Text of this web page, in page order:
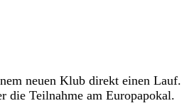
neuen Klub direkt einen Lauf.
die Teilnahme am Europapokal.